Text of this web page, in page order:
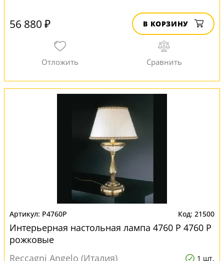
56 880 ₽ В КОРЗИНУ
P4760P 21500
Интерьерная настольная лампа 4760 P 4760 P
рожковые
Reccagni Angelo (Италия)
1 шт.